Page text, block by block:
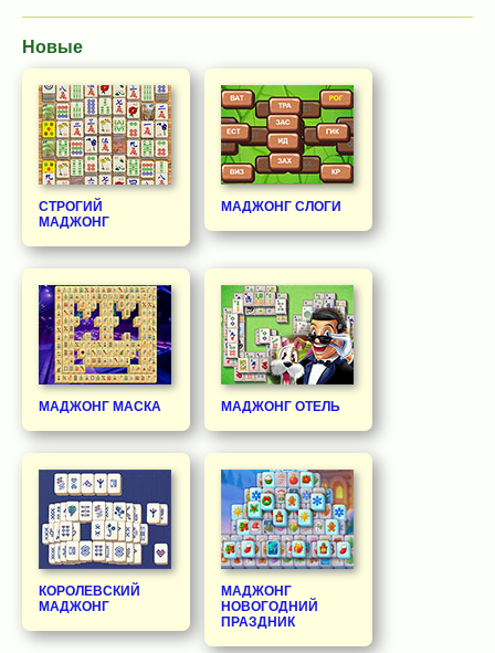
Новые
СТРОГИЙ
МАДЖОНГ
МАДЖОНГ СЛОГИ
МАДЖОНГ МАСКА МАДЖОНГ ОТЕЛЬ
КОРОЛЕВСКИЙ
МАДЖОНГ
МАДЖОНГ
НОВОГОДНИЙ
ПРАЗДНИК